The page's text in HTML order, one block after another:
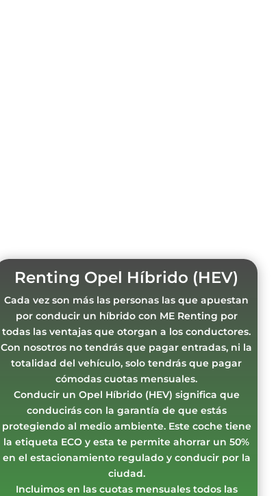
Renting Opel Híbrido (HEV)
Cada vez son más las personas las que apuestan
por conducir un híbrido con ME Renting por
todas las ventajas que otorgan a los conductores.
Con nosotros no tendrás que pagar entradas, ni la
totalidad del vehículo, solo tendrás que pagar
cómodas cuotas mensuales.
Conducir un Opel Híbrido (HEV) significa que
conducirás con la garantía de que estás
protegiendo al medio ambiente. Este coche tiene
la etiqueta ECO y esta te permite ahorrar un 50%
en el estacionamiento regulado y conducir por la
ciudad.
Incluimos en las cuotas mensuales todos las